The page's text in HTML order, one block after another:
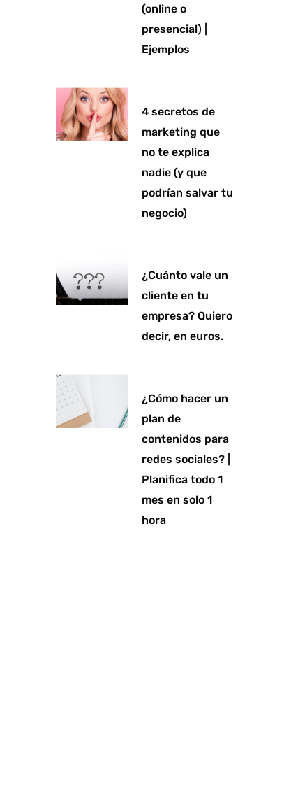
(online o
presencial) |
Ejemplos
4 secretos de
marketing que
no te explica
nadie (y que
podrían salvar tu
negocio)
¿Cuánto vale un
cliente en tu
empresa? Quiero
decir, en euros.
¿Cómo hacer un
plan de
contenidos para
redes sociales? |
Planifica todo 1
mes en solo 1
hora